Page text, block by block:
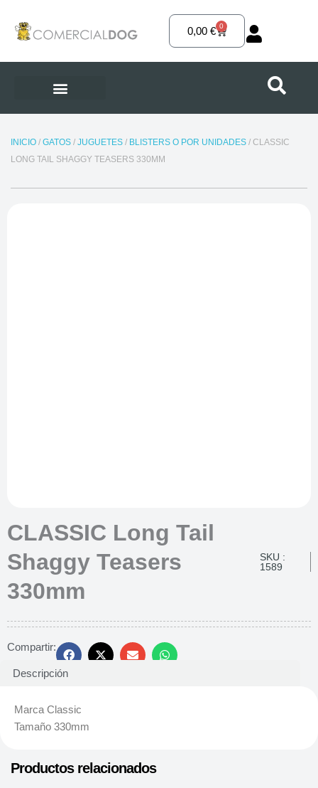
contenido
0,00€ 0
Carrito
INICIO/ GATOS/ JUGUETES/ BLISTERS O POR UNIDADES/ CLASSIC
LONG TAIL SHAGGY TEASERS 330MM
CLASSIC Long Tail
Shaggy Teasers
330mm
SKU :
1589
Compartir:
Descripción
Marca Classic
Tamaño 330mm
Productos relacionados